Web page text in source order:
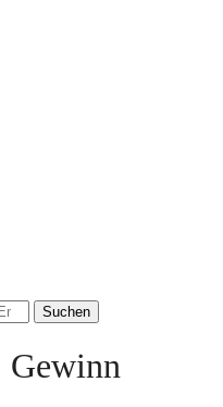
Gewinn